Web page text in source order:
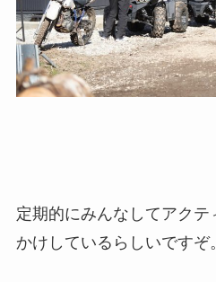
定期的にみんなしてアクテ
かけしているらしいですぞ。